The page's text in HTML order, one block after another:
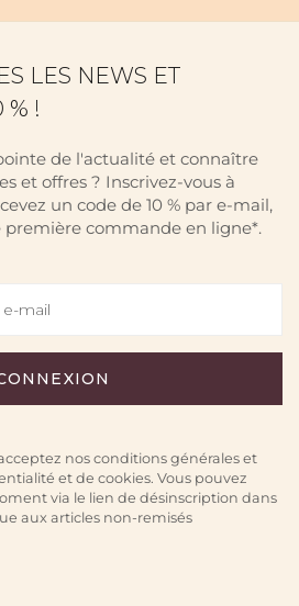
LES NEWS ET
% !
de l'actualité et connaître
et offres ? Inscrivez-vous à
un code de 10 % par e-mail,
première commande en ligne*.
nos conditions générales et
et de cookies. Vous pouvez
via le lien de désinscription dans
aux articles non-remisés